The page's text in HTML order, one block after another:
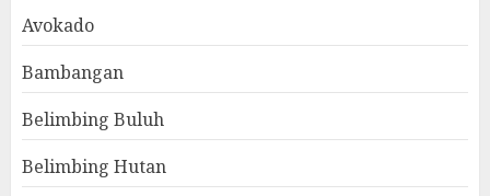
Avokado
Bambangan
Belimbing Buluh
Belimbing Hutan